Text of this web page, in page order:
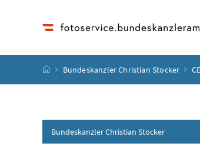
Startseite
Bundeskanzler Christian Stocker
Bundeskanzler Christian Stocker